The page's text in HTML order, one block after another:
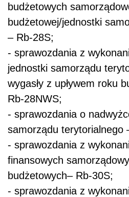
budżetowych
budżetowej/jednostki
– Rb-28S;
- sprawozdania z
jednostki samorządu
wygasły z upływem roku
Rb-28NWS;
- sprawozdania o
samorządu terytorialnego
- sprawozdania z
finansowych
budżetowych– Rb-30S;
- sprawozdania z